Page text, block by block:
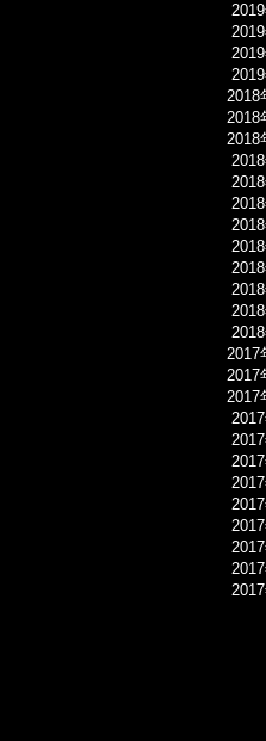
2018
2018
2018
2017
2017
2017